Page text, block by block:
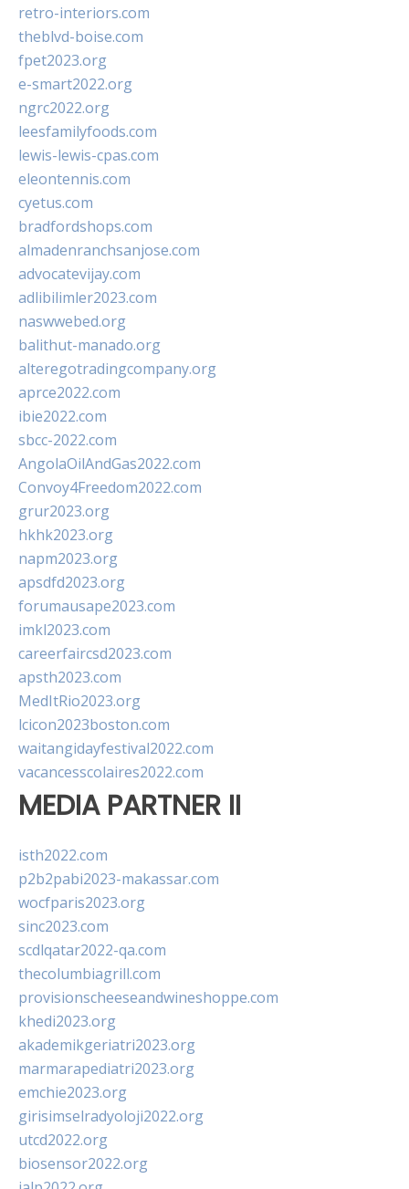
retro-interiors.com
theblvd-boise.com
fpet2023.org
e-smart2022.org
ngrc2022.org
leesfamilyfoods.com
lewis-lewis-cpas.com
eleontennis.com
cyetus.com
bradfordshops.com
almadenranchsanjose.com
advocatevijay.com
adlibilimler2023.com
naswwebed.org
balithut-manado.org
alteregotradingcompany.org
aprce2022.com
ibie2022.com
sbcc-2022.com
AngolaOilAndGas2022.com
Convoy4Freedom2022.com
grur2023.org
hkhk2023.org
napm2023.org
apsdfd2023.org
forumausape2023.com
imkl2023.com
careerfaircsd2023.com
apsth2023.com
MedItRio2023.org
lcicon2023boston.com
waitangidayfestival2022.com
vacancesscolaires2022.com
MEDIA PARTNER II
isth2022.com
p2b2pabi2023-makassar.com
wocfparis2023.org
sinc2023.com
scdlqatar2022-qa.com
thecolumbiagrill.com
provisionscheeseandwineshoppe.com
khedi2023.org
akademikgeriatri2023.org
marmarapediatri2023.org
emchie2023.org
girisimselradyoloji2022.org
utcd2022.org
biosensor2022.org